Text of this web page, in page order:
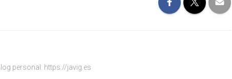
personal: https://javig.es